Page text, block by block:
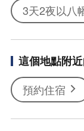
3天2夜以八
這個地點附
預約住宿